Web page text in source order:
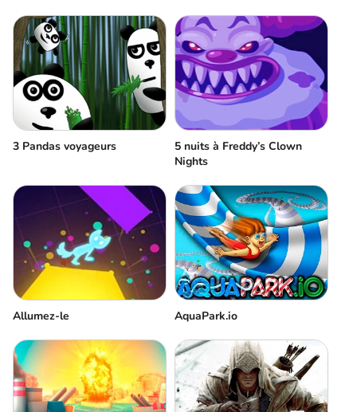
3 Pandas voyageurs
5 nuits à Freddy’s Clown
Nights
Allumez-le AquaPark.io